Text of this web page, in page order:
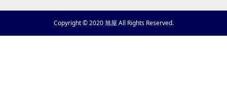
Copyright © 2020 旭屋 All Rights Reserved.